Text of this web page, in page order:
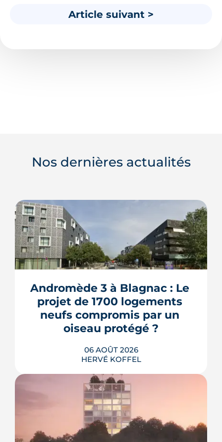
Article suivant >
Nos dernières actualités
Andromède 3 à Blagnac : Le
projet de 1700 logements
neufs compromis par un
oiseau protégé ?
06 AOÛT 2026
HERVÉ KOFFEL
La troisième et dernière phase de
l'écoquartier Andromède doit livrer